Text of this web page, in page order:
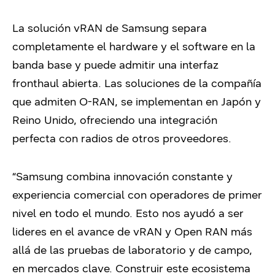
La solución vRAN de Samsung separa
completamente el hardware y el software en la
banda base y puede admitir una interfaz
fronthaul abierta. Las soluciones de la compañía
que admiten O-RAN, se implementan en Japón y
Reino Unido, ofreciendo una integración
perfecta con radios de otros proveedores.
“Samsung combina innovación constante y
experiencia comercial con operadores de primer
nivel en todo el mundo. Esto nos ayudó a ser
lideres en el avance de vRAN y Open RAN más
allá de las pruebas de laboratorio y de campo,
en mercados clave. Construir este ecosistema